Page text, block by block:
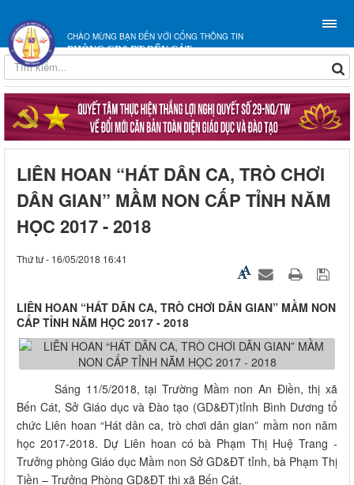
CHÀO MỪNG BẠN ĐẾN VỚI CỔNG THÔNG TIN
PHÒNG GD&ĐT BẾN CÁT
LIÊN HOAN “HÁT DÂN CA, TRÒ CHƠI
DÂN GIAN” MẦM NON CẤP TỈNH NĂM
HỌC 2017 - 2018
Thứ tư - 16/05/2018 16:41
LIÊN HOAN “HÁT DÂN CA, TRÒ CHƠI DÂN GIAN” MẦM NON
CẤP TỈNH NĂM HỌC 2017 - 2018
Sáng 11/5/2018, tại Trường Mầm non An Điền, thị xã
Bến Cát, Sở Giáo dục và Đào tạo (GD&ĐT)tỉnh Bình Dương tổ
chức Liên hoan “Hát dân ca, trò chơi dân gian” mầm non năm
học 2017-2018. Dự Liên hoan có bà Phạm Thị Huệ Trang -
Trưởng phòng Giáo dục Mầm non Sở GD&ĐT tỉnh, bà Phạm Thị
Tiền – Trưởng Phòng GD&ĐT thị xã Bến Cát.